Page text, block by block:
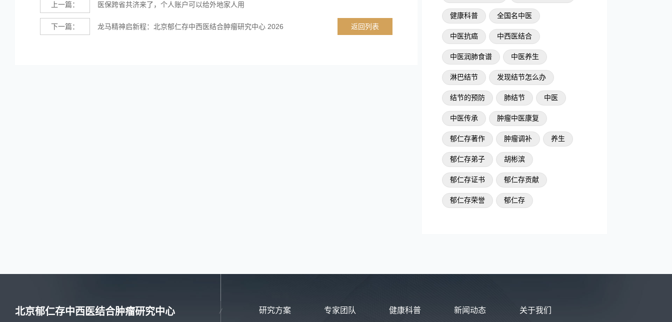
上一篇： 医保跨省共济来了，个人账户可以给外地家人用
下一篇： 龙马精神启新程：北京郁仁存中西医结合肿瘤研究中心 2026 返回列表
健康科普 全国名中医
中医抗癌 中西医结合
中医润肺食谱 中医养生
淋巴结节 发现结节怎么办
结节的预防 肺结节 中医
中医传承 肿瘤中医康复
郁仁存著作 肿瘤调补 养生
郁仁存弟子 胡彬滨
郁仁存证书 郁仁存贡献
郁仁存荣誉 郁仁存
研究方案 专家团队 健康科普 新闻动态 关于我们
北京郁仁存中西医结合肿瘤研究中心